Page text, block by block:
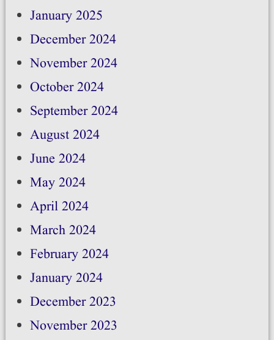
January 2025
December 2024
November 2024
October 2024
September 2024
August 2024
June 2024
May 2024
April 2024
March 2024
February 2024
January 2024
December 2023
November 2023